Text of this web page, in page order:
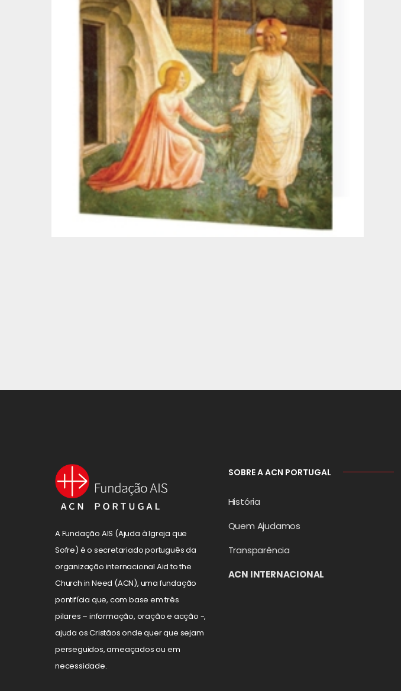
A Fundação AIS (Ajuda à Igreja que
Sofre) é o secretariado português da
organização internacional Aid to the
Church in Need (ACN), uma fundação
pontifícia que, com base em três
pilares – informação, oração e acção -,
ajuda os Cristãos onde quer que sejam
perseguidos, ameaçados ou em
necessidade.
SOBRE A ACN PORTUGAL
História
Quem Ajudamos
Transparência
ACN INTERNACIONAL